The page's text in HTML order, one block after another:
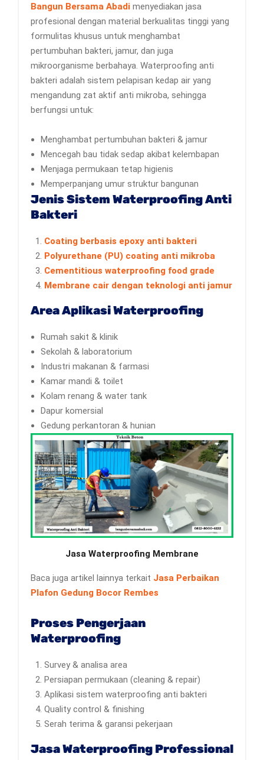
Bangun Bersama Abadi menyediakan jasa
profesional dengan material berkualitas tinggi yang
formulitas khusus untuk menghambat
pertumbuhan bakteri, jamur, dan juga
mikroorganisme berbahaya. Waterproofing anti
bakteri adalah sistem pelapisan kedap air yang
mengandung zat aktif anti mikroba, sehingga
berfungsi untuk:
Menghambat pertumbuhan bakteri & jamur
Mencegah bau tidak sedap akibat kelembapan
Menjaga permukaan tetap higienis
Memperpanjang umur struktur bangunan
Jenis Sistem Waterproofing Anti
Bakteri
Coating berbasis epoxy anti bakteri
Polyurethane (PU) coating anti mikroba
Cementitious waterproofing food grade
Membrane cair dengan teknologi anti jamur
Area Aplikasi Waterproofing
Rumah sakit & klinik
Sekolah & laboratorium
Industri makanan & farmasi
Kamar mandi & toilet
Kolam renang & water tank
Dapur komersial
Gedung perkantoran & hunian
Jasa Waterproofing Membrane
Baca juga artikel lainnya terkait Jasa Perbaikan
Plafon Gedung Bocor Rembes
Proses Pengerjaan
Waterproofing
Survey & analisa area
Persiapan permukaan (cleaning & repair)
Aplikasi sistem waterproofing anti bakteri
Quality control & finishing
Serah terima & garansi pekerjaan
Jasa Waterproofing Professional